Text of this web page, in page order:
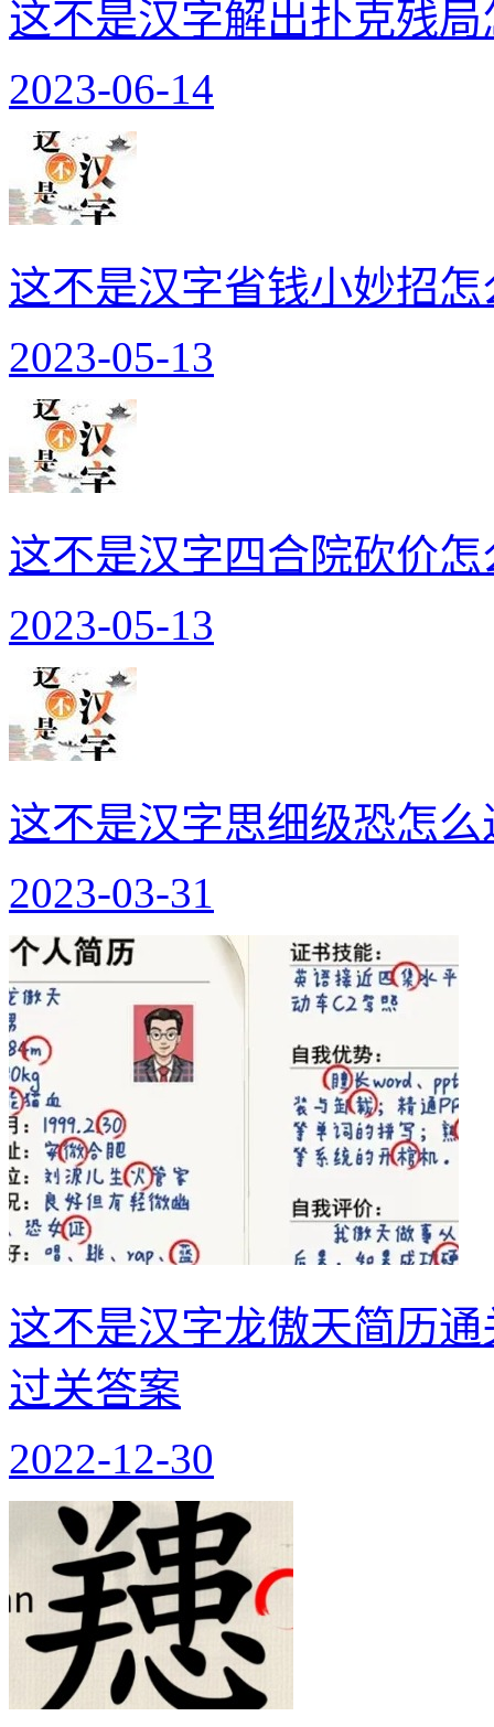
这不是汉字解出扑克残
2023-06-14
这不是汉字省钱小妙招
2023-05-13
这不是汉字四合院砍价
2023-05-13
这不是汉字思细级恐怎
2023-03-31
这不是汉字龙傲天简历
过关答案
2022-12-30